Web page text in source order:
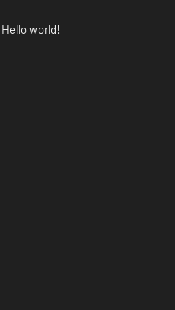
Hello world!